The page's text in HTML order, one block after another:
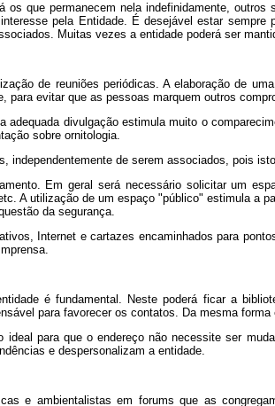
que permanecem nela indefinidamente, outros
pela Entidade. É desejável estar sempre
Muitas vezes a entidade poderá ser
de reuniões periódicas. A elaboração de
evitar que as pessoas marquem outros
adequada divulgação estimula muito o
sobre ornitologia.
independentemente de serem associados, pois
Em geral será necessário solicitar um
A utilização de um espaço "público" estimula a
da segurança.
Internet e cartazes encaminhados para
é fundamental. Neste poderá ficar a
para favorecer os contatos. Da mesma forma
para que o endereço não necessite ser
e despersonalizam a entidade.
e ambientalistas em forums que as